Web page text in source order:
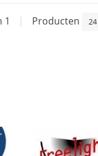
1 | Producten 24